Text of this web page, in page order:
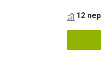
12